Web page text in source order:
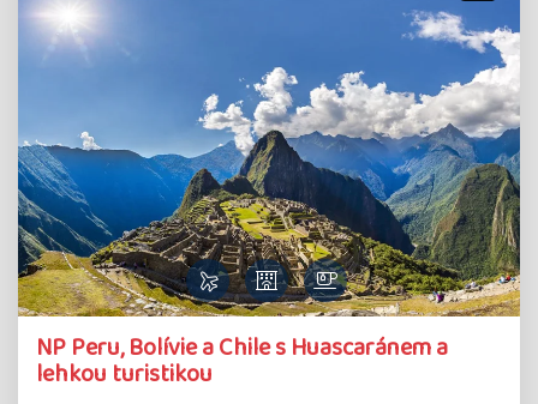
NP Peru, Bolívie a Chile s Huascaránem a
lehkou turistikou